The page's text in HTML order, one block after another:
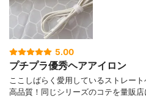
5.00
プチプラ優秀ヘアアイロン
ここしばらく愛用しているストレー
高品質！同じシリーズのコテを量販